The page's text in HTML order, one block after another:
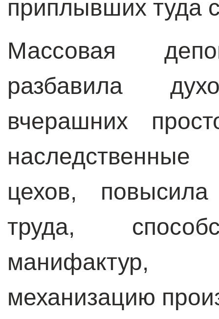
приплывших туда
Массовая
разбавила
вчерашних
цехов,
труда,
механизацию